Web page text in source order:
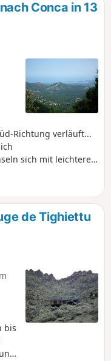
Conca in 13
Richtung verläuft...
sich mit leichteren
de Tighiettu
bis